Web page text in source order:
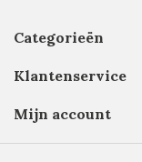
Categorieën
Klantenservice
Mijn account